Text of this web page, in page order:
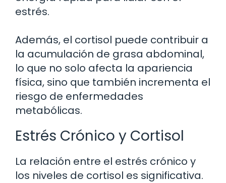
estrés.
Además, el cortisol puede contribuir a
la acumulación de grasa abdominal,
lo que no solo afecta la apariencia
física, sino que también incrementa el
riesgo de enfermedades
metabólicas.
Estrés Crónico y Cortisol
La relación entre el estrés crónico y
los niveles de cortisol es significativa.